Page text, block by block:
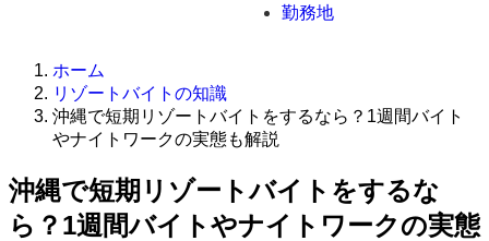
勤務地
ホーム
リゾートバイトの知識
沖縄で短期リゾートバイトをするなら？1週間バイト
やナイトワークの実態も解説
沖縄で短期リゾートバイトをするな
ら？1週間バイトやナイトワークの実態